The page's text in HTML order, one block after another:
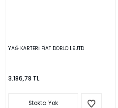
YAĞ KARTERİ FİAT DOBLO 1.9JTD
3.186,78 TL
Stokta Yok